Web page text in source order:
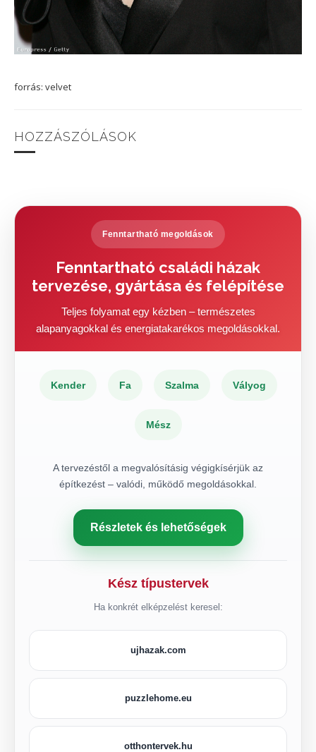
forrás: velvet
HOZZÁSZÓLÁSOK
Fenntartható megoldások
Fenntartható családi házak
tervezése, gyártása és felépítése
Teljes folyamat egy kézben – természetes
alapanyagokkal és energiatakarékos megoldásokkal.
Kender Fa Szalma Vályog
Mész
A tervezéstől a megvalósításig végigkísérjük az
építkezést – valódi, működő megoldásokkal.
Részletek és lehetőségek
Kész típustervek
Ha konkrét elképzelést keresel:
ujhazak.com
puzzlehome.eu
otthontervek.hu